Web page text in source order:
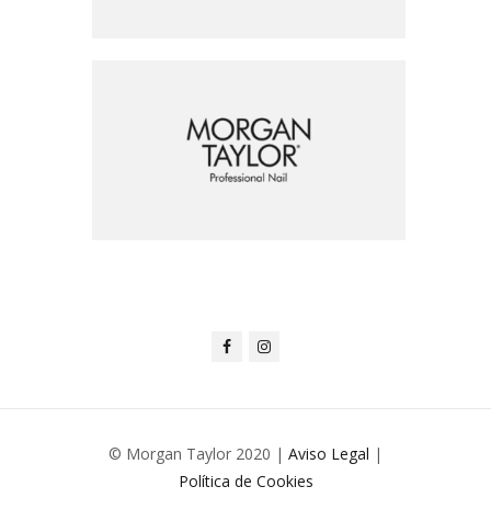
© Morgan Taylor 2020 | Aviso Legal |
Política de Cookies